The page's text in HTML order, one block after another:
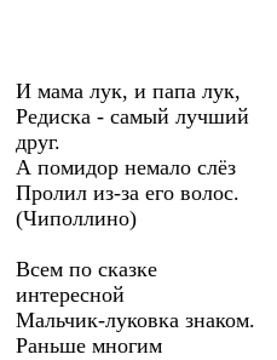
И мама лук, и папа лук,
Редиска - самый лучший
друг.
А помидор немало слёз
Пролил из-за его волос.
(Чиполлино)
Всем по сказке
интересной
Мальчик-луковка знаком.
Раньше многим